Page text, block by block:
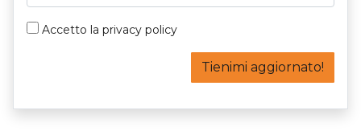
Accetto la privacy policy
Tienimi aggiornato!